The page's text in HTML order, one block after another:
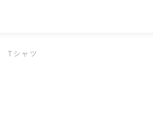
Tシャツ